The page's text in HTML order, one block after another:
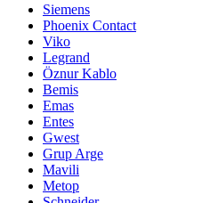
Siemens
Phoenix Contact
Viko
Legrand
Öznur Kablo
Bemis
Emas
Entes
Gwest
Grup Arge
Mavili
Metop